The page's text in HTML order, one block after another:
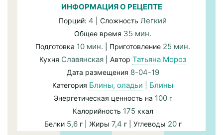
ИНФОРМАЦИЯ О РЕЦЕПТЕ
Порций: 4 | Сложность Легкий
Общее время 35 мин.
Подготовка 10 мин. | Приготовление 25 мин.
Кухня Славянская | Автор Татьяна Мороз
Дата размещения 8-04-19
Категория Блины, оладьи Блины
Энергетическая ценность на 100г
Калорийность 175 ккал
Белки 5,6г | Жиры 7,4 г | Углеводы 20г